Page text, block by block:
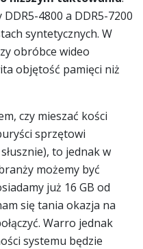
4800 a DDR5-7200
syntetycznych. W
obróbce wideo
objętość pamięci niż
czy mieszać kości
sprzętowi
to jednak w
możemy być
już 16 GB od
się tania okazja na
Warro jednak
systemu będzie